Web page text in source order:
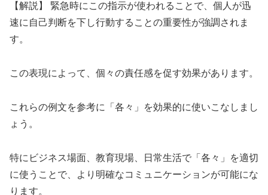
【解説】 緊急時にこの指示が使われることで、個人が迅
速に自己判断を下し行動することの重要性が強調されま
す。
この表現によって、個々の責任感を促す効果があります。
これらの例文を参考に「各々」を効果的に使いこなしまし
ょう。
特にビジネス場面、教育現場、日常生活で「各々」を適切
に使うことで、より明確なコミュニケーションが可能にな
ります。